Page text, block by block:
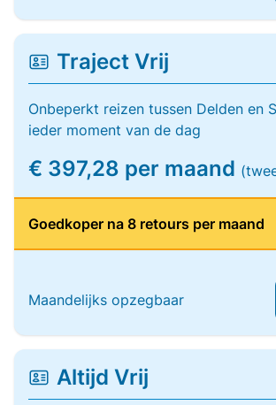
Traject Vrij
Onbeperkt reizen tussen Delden en
ieder moment van de dag
€ 397,28 per maand
Goedkoper na 8 retours per maand
Maandelijks opzegbaar
Altijd Vrij